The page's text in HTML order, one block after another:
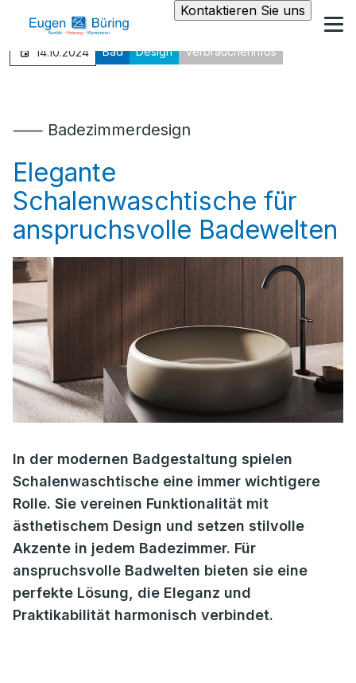
Kontaktieren Sie uns
14.10.2024 Bad Design Verbraucherinfos
⸺ Badezimmerdesign
Elegante
Schalenwaschtische für
anspruchsvolle Badewelten
In der modernen Badgestaltung spielen
Schalenwaschtische eine immer wichtigere
Rolle. Sie vereinen Funktionalität mit
ästhetischem Design und setzen stilvolle
Akzente in jedem Badezimmer. Für
anspruchsvolle Badwelten bieten sie eine
perfekte Lösung, die Eleganz und
Praktikabilität harmonisch verbindet.